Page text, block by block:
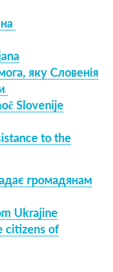
яку Словенія
Slovenije
to the
громадянам
Ukrajine
citizens of